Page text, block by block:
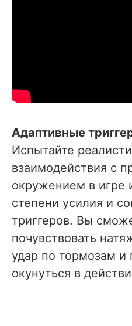
Адаптивные
Испытайте
взаимодействия с
окружением в игре
степени усилия и
триггеров. Вы
почувствовать
удар по тормозам и
окунуться в